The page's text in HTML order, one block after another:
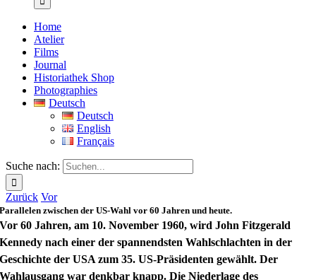
Home
Atelier
Films
Journal
Historiathek Shop
Photographies
Deutsch
Deutsch
English
Français
Suche nach:
Zurück Vor
Parallelen zwischen der US-Wahl vor 60 Jahren und heute.
Vor 60 Jahren, am 10. November 1960, wird John Fitzgerald
Kennedy nach einer der spannendsten Wahlschlachten in der
Geschichte der USA zum 35. US-Präsidenten gewählt. Der
Wahlausgang war denkbar knapp. Die Niederlage des